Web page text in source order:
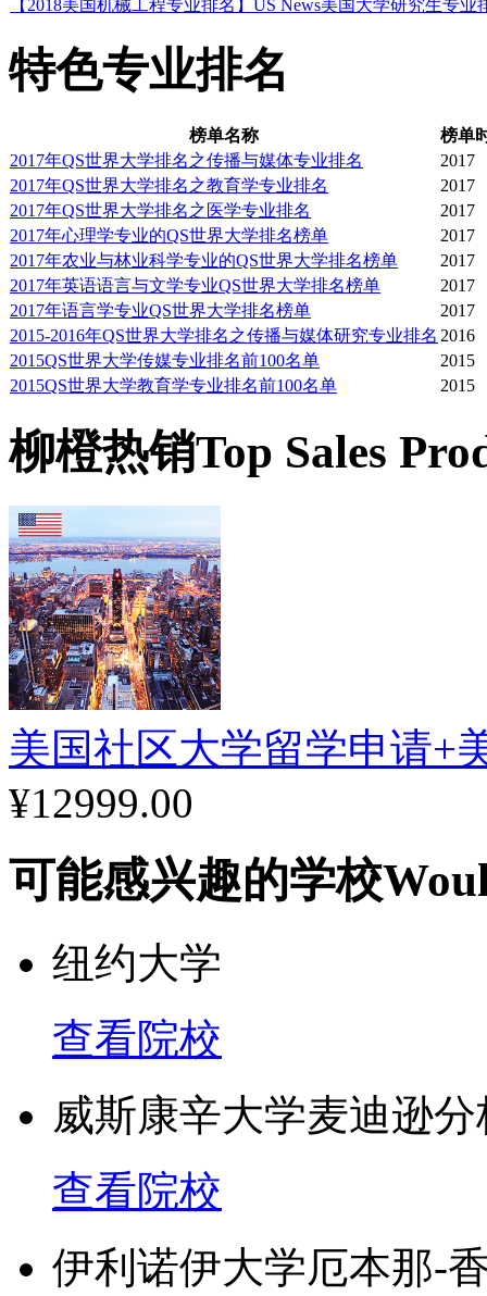
【2018美国机械工程专业排名】US News美国大学研究生专业
特色专业排名
榜单名称
榜单
2017年QS世界大学排名之传播与媒体专业排名
2017
2017年QS世界大学排名之教育学专业排名
2017
2017年QS世界大学排名之医学专业排名
2017
2017年心理学专业的QS世界大学排名榜单
2017
2017年农业与林业科学专业的QS世界大学排名榜单
2017
2017年英语语言与文学专业QS世界大学排名榜单
2017
2017年语言学专业QS世界大学排名榜单
2017
2015-2016年QS世界大学排名之传播与媒体研究专业排名 2016
2015QS世界大学传媒专业排名前100名单
2015
2015QS世界大学教育学专业排名前100名单
2015
柳橙热销Top Sales
美国社区大学留学申请+
¥12999.00
可能感兴趣的学校
纽约大学
查看院校
威斯康辛大学麦迪逊分
查看院校
伊利诺伊大学厄本那-